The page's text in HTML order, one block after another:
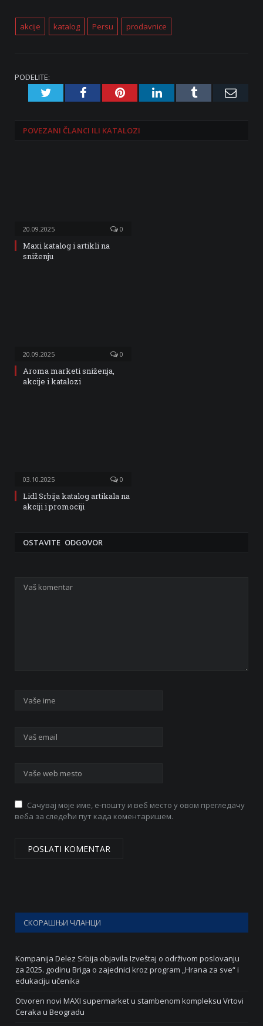
akcije katalog Persu prodavnice
PODELITE:
TwitterFacebookPinterestLinkedInTumblr
POVEZANI ČLANCI ILI KATALOZI
20.09.2025 0
Maxi katalog i artikli na
sniženju
20.09.2025 0
Aroma marketi sniženja,
akcije i katalozi
03.10.2025 0
Lidl Srbija katalog artikala na
akciji i promociji
OSTAVITE ODGOVOR
Сачувај моје име, е-пошту и веб место у овом прегледачу
веба за следећи пут када коментаришем.
СКОРАШЊИ ЧЛАНЦИ
Kompanija Delez Srbija objavila Izveštaj o održivom poslovanju
za 2025. godinu Briga o zajednici kroz program „Hrana za sve“ i
edukaciju učenika
Otvoren novi MAXI supermarket u stambenom kompleksu Vrtovi
Ceraka u Beogradu